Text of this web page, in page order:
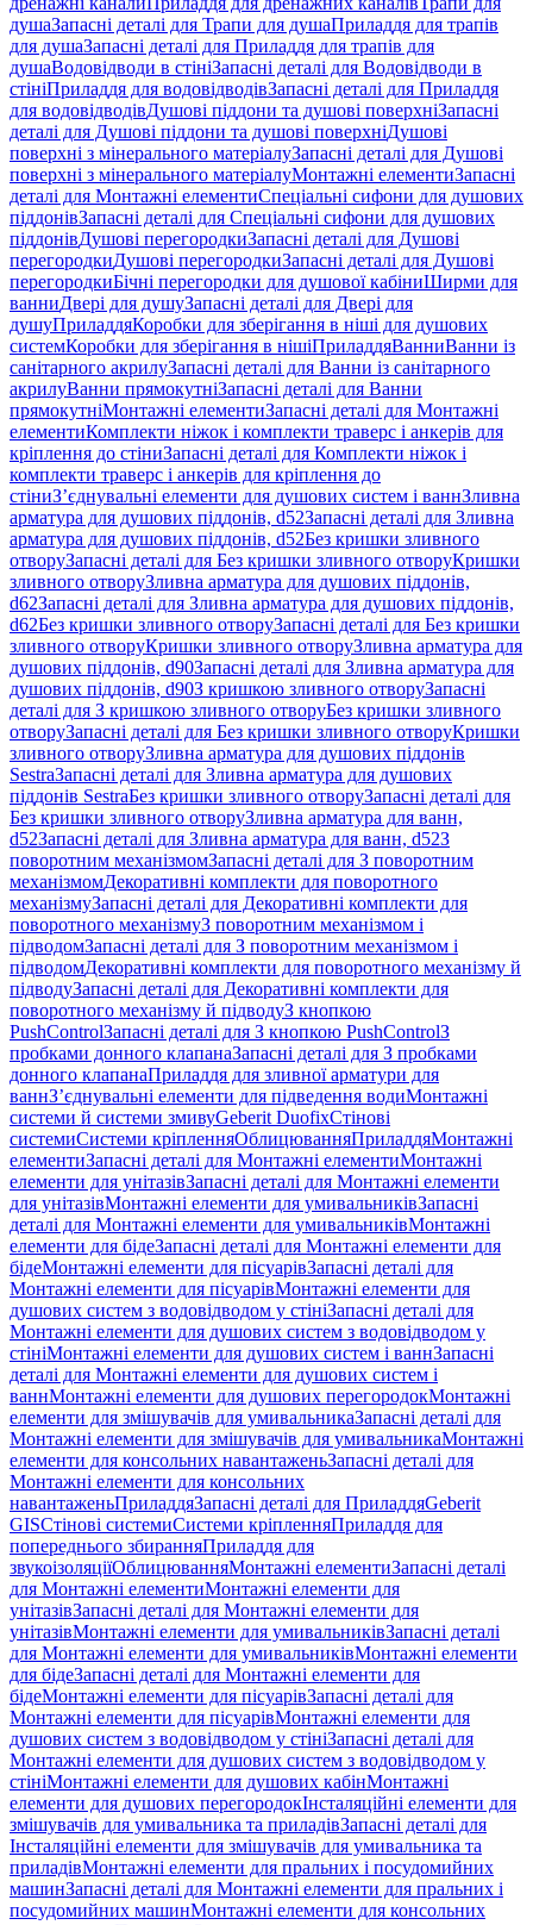
душаЗапасні деталі для Трапи для душаПриладдя для трапів
для душаЗапасні деталі для Приладдя для трапів для
душаВодовідводи в стініЗапасні деталі для Водовідводи в
стініПриладдя для водовідводівЗапасні деталі для Приладдя
для водовідводівДушові піддони та душові поверхніЗапасні
деталі для Душові піддони та душові поверхніДушові
поверхні з мінерального матеріалуЗапасні деталі для Душові
поверхні з мінерального матеріалуМонтажні елементиЗапасні
деталі для Монтажні елементиСпеціальні сифони для душових
піддонівЗапасні деталі для Спеціальні сифони для душових
піддонівДушові перегородкиЗапасні деталі для Душові
перегородкиДушові перегородкиЗапасні деталі для Душові
перегородкиБічні перегородки для душової кабіниШирми для
ванниДвері для душуЗапасні деталі для Двері для
душуПриладдяКоробки для зберігання в ніші для душових
системКоробки для зберігання в нішіПриладдяВанниВанни із
санітарного акрилуЗапасні деталі для Ванни із санітарного
акрилуВанни прямокутніЗапасні деталі для Ванни
прямокутніМонтажні елементиЗапасні деталі для Монтажні
елементиКомплекти ніжок і комплекти траверс і анкерів для
кріплення до стіниЗапасні деталі для Комплекти ніжок і
комплекти траверс і анкерів для кріплення до
стіниЗ’єднувальні елементи для душових систем і ваннЗливна
арматура для душових піддонів, d52Запасні деталі для Зливна
арматура для душових піддонів, d52Без кришки зливного
отворуЗапасні деталі для Без кришки зливного отворуКришки
зливного отворуЗливна арматура для душових піддонів,
d62Запасні деталі для Зливна арматура для душових піддонів,
d62Без кришки зливного отворуЗапасні деталі для Без кришки
зливного отворуКришки зливного отворуЗливна арматура для
душових піддонів, d90Запасні деталі для Зливна арматура для
душових піддонів, d90З кришкою зливного отворуЗапасні
деталі для З кришкою зливного отворуБез кришки зливного
отворуЗапасні деталі для Без кришки зливного отворуКришки
зливного отворуЗливна арматура для душових піддонів
SestraЗапасні деталі для Зливна арматура для душових
піддонів SestraБез кришки зливного отворуЗапасні деталі для
Без кришки зливного отворуЗливна арматура для ванн,
d52Запасні деталі для Зливна арматура для ванн, d52З
поворотним механізмомЗапасні деталі для З поворотним
механізмомДекоративні комплекти для поворотного
механізмуЗапасні деталі для Декоративні комплекти для
поворотного механізмуЗ поворотним механізмом і
підводомЗапасні деталі для З поворотним механізмом і
підводомДекоративні комплекти для поворотного механізму й
підводуЗапасні деталі для Декоративні комплекти для
поворотного механізму й підводуЗ кнопкою
PushControlЗапасні деталі для З кнопкою PushControlЗ
пробками донного клапанаЗапасні деталі для З пробками
донного клапанаПриладдя для зливної арматури для
ваннЗ’єднувальні елементи для підведення водиМонтажні
системи й системи змивуGeberit DuofixСтінові
системиСистеми кріпленняОблицюванняПриладдяМонтажні
елементиЗапасні деталі для Монтажні елементиМонтажні
елементи для унітазівЗапасні деталі для Монтажні елементи
для унітазівМонтажні елементи для умивальниківЗапасні
деталі для Монтажні елементи для умивальниківМонтажні
елементи для бідеЗапасні деталі для Монтажні елементи для
бідеМонтажні елементи для пісуарівЗапасні деталі для
Монтажні елементи для пісуарівМонтажні елементи для
душових систем з водовідводом у стініЗапасні деталі для
Монтажні елементи для душових систем з водовідводом у
стініМонтажні елементи для душових систем і ваннЗапасні
деталі для Монтажні елементи для душових систем і
ваннМонтажні елементи для душових перегородокМонтажні
елементи для змішувачів для умивальникаЗапасні деталі для
Монтажні елементи для змішувачів для умивальникаМонтажні
елементи для консольних навантаженьЗапасні деталі для
Монтажні елементи для консольних
навантаженьПриладдяЗапасні деталі для ПриладдяGeberit
GISСтінові системиСистеми кріпленняПриладдя для
попереднього збиранняПриладдя для
звукоізоляціїОблицюванняМонтажні елементиЗапасні деталі
для Монтажні елементиМонтажні елементи для
унітазівЗапасні деталі для Монтажні елементи для
унітазівМонтажні елементи для умивальниківЗапасні деталі
для Монтажні елементи для умивальниківМонтажні елементи
для бідеЗапасні деталі для Монтажні елементи для
бідеМонтажні елементи для пісуарівЗапасні деталі для
Монтажні елементи для пісуарівМонтажні елементи для
душових систем з водовідводом у стініЗапасні деталі для
Монтажні елементи для душових систем з водовідводом у
стініМонтажні елементи для душових кабінМонтажні
елементи для душових перегородокІнсталяційні елементи для
змішувачів для умивальника та приладівЗапасні деталі для
Інсталяційні елементи для змішувачів для умивальника та
приладівМонтажні елементи для пральних і посудомийних
машинЗапасні деталі для Монтажні елементи для пральних і
посудомийних машинМонтажні елементи для консольних